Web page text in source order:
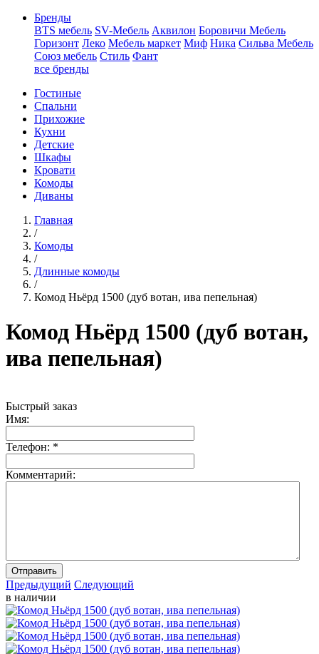
Бренды
BTS мебель SV-Мебель Аквилон Боровичи Мебель
Горизонт Леко Мебель маркет Миф Ника Сильва Мебель
Союз мебель Стиль Фант
все бренды
Гостиные
Спальни
Прихожие
Кухни
Детские
Шкафы
Кровати
Комоды
Диваны
Главная
/
Комоды
/
Длинные комоды
/
Комод Ньёрд 1500 (дуб вотан, ива пепельная)
Комод Ньёрд 1500 (дуб вотан,
ива пепельная)
Быстрый заказ
Имя:
Телефон: *
Комментарий:
Отправить
Предыдущий Следующий
в наличии